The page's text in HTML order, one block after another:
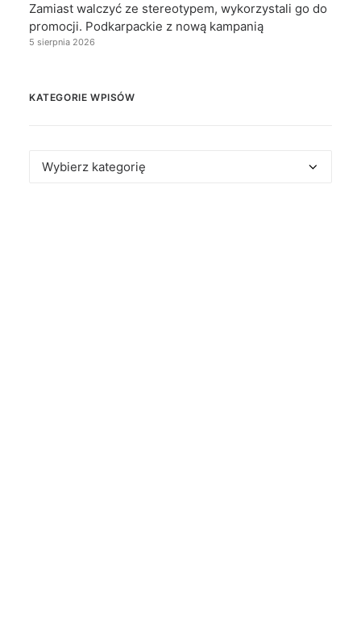
Zamiast walczyć ze stereotypem, wykorzystali go do
promocji. Podkarpackie z nową kampanią
5 sierpnia 2026
KATEGORIE WPISÓW
Kategorie